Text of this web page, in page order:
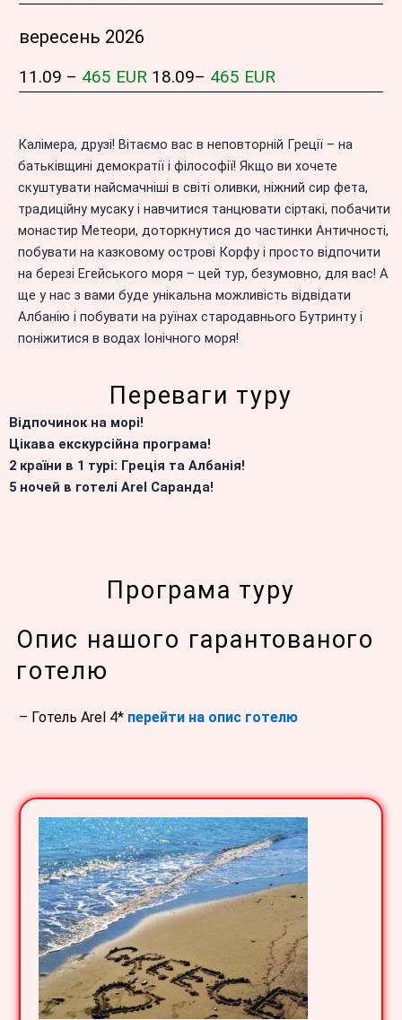
вересень 2026
11.09 – 465 EUR 18.09– 465 EUR
Калімера, друзі! Вітаємо вас в неповторній Греції – на
батьківщині демократії і філософії! Якщо ви хочете
скуштувати найсмачніші в світі оливки, ніжний сир фета,
традиційну мусаку і навчитися танцювати сіртакі, побачити
монастир Метеори, доторкнутися до частинки Античності,
побувати на казковому острові Корфу і просто відпочити
на березі Егейського моря – цей тур, безумовно, для вас! А
ще у нас з вами буде унікальна можливість відвідати
Албанію і побувати на руїнах стародавнього Бутринту і
поніжитися в водах Іонічного моря!
Переваги туру
Відпочинок на морі!
Цікава екскурсійна програма!
2 країни в 1 турі: Греція та Албанія!
5 ночей в готелі Arel Саранда!
Програма туру
Опис нашого гарантованого
готелю
– Готель Arel 4* перейти на опис готелю